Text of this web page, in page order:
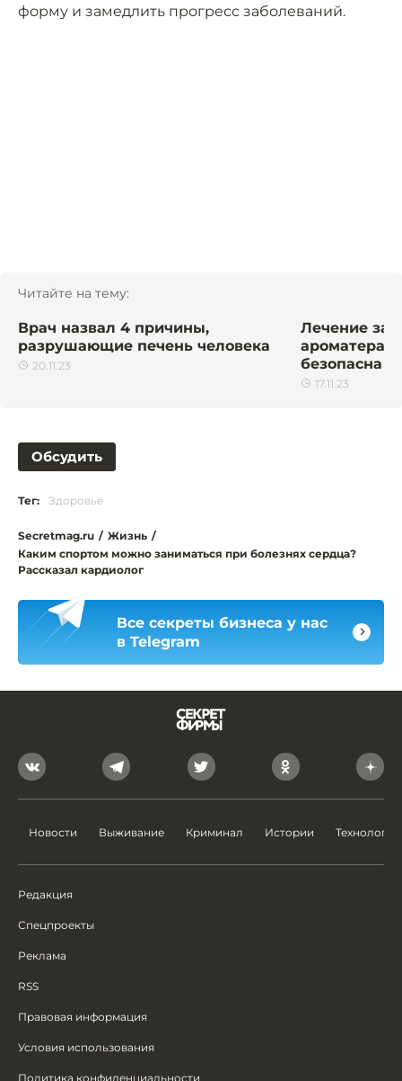
форму и замедлить прогресс заболеваний.
Читайте на тему:
Врач назвал 4 причины,
разрушающие печень человека
20.11.23
Лечение
безопасна
17.11.23
Обсудить
Тег: Здоровье
Secretmag.ru / Жизнь /
Каким спортом можно заниматься при болезнях сердца?
Рассказал кардиолог
Все секреты бизнеса у нас
в Telegram
Новости Выживание Криминал Истории Технологии
Редакция
Спецпроекты
Реклама
RSS
Правовая информация
Условия использования
Политика конфиденциальности